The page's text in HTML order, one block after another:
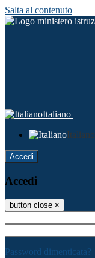
Salta al contenuto
Italiano
Italiano
Accedi
Accedi
button close ×
Password dimenticata?